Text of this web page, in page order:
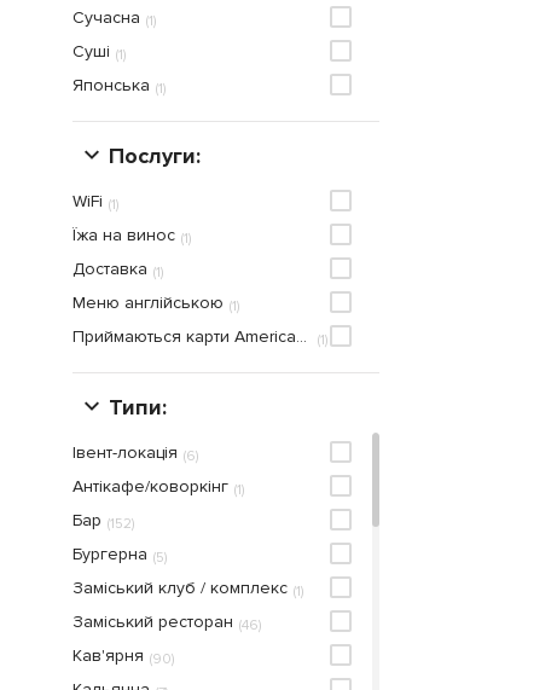
(1)
Сучасна
(1)
Суші
(1)
Японська
Послуги:
(1)
WiFi
(1)
Їжа на винос
(1)
Доставка
(1)
Меню англiйською
(1)
Приймаються карти American Express
Типи:
(6)
Івент-локація
(1)
Антікафе/коворкінг
(152)
Бар
(5)
Бургерна
(1)
Заміський клуб / комплекс
(46)
Заміський ресторан
(90)
Кав'ярня